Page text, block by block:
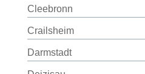
Cleebronn
Crailsheim
Darmstadt